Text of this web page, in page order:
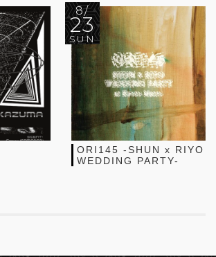
8/
23
SUN
ORI145 -SHUN x RIYO
WEDDING PARTY-